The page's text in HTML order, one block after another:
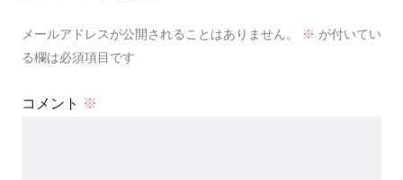
メールアドレスが公開されることはありません。 ※ が付いてい
る欄は必須項目です
コメント ※